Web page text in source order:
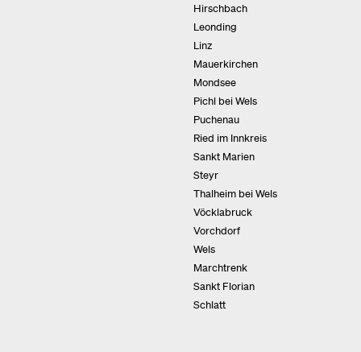
Hirschbach
Leonding
Linz
Mauerkirchen
Mondsee
Pichl bei Wels
Puchenau
Ried im Innkreis
Sankt Marien
Steyr
Thalheim bei Wels
Vöcklabruck
Vorchdorf
Wels
Marchtrenk
Sankt Florian
Schlatt